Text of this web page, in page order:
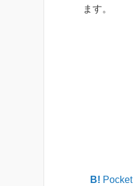
ます。
B! Pocket